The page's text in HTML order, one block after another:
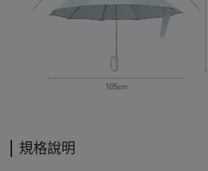
規格說明